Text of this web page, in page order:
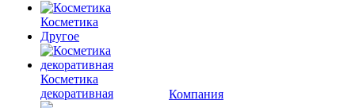
Косметика
Другое
Косметика
декоративная
Компания